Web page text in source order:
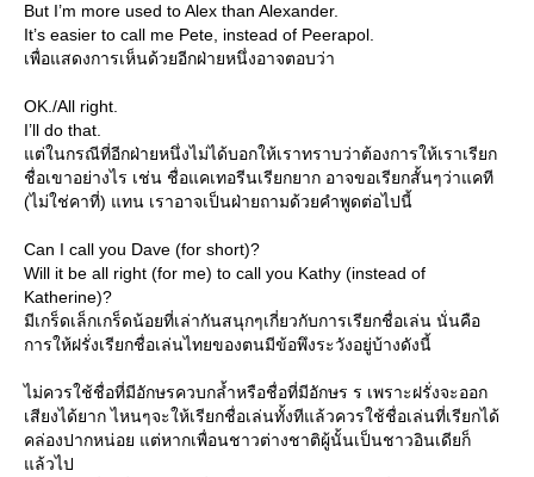
But I’m more used to Alex than Alexander.
It’s easier to call me Pete, instead of Peerapol.
เพื่อแสดงการเห็นด้วยอีกฝ่ายหนึ่งอาจตอบว่า
OK./All right.
I’ll do that.
ต่ในกรณีที่อีกฝ่ายหนึ่งไม่ได้บอกให้เราทราบว่าต้องการให้เราเรียก
ชื่อเขาอย่างไร เช่น ชื่อแคเทอรีนเรียกยาก อาจขอเรียกสั้นๆว่าแคที
(ไม่ใช่คาที่) แทน เราอาจเป็นฝ่ายถามด้วยคำพูดต่อไปนี้
Can I call you Dave (for short)?
Will it be all right (for me) to call you Kathy (instead of
Katherine)?
มีเกร็ดเล็กเกร็ดน้อยที่เล่ากันสนุกๆเกี่ยวกับการเรียกชื่อเล่น นั่นคือ
การให้ฝรั่งเรียกชื่อเล่นไทยของตนมีข้อพึงระวังอยู่บ้างดังนี้
ไม่ควรใช้ชื่อที่มีอักษรควบกล้ำหรือชื่อที่มีอักษร ร เพราะฝรั่งจะออก
เสียงได้ยาก ไหนๆจะให้เรียกชื่อเล่นทั้งทีแล้วควรใช้ชื่อเล่นที่เรียกได้
คล่องปากหน่อย แต่หากเพื่อนชาวต่างชาติผู้นั้นเป็นชาวอินเดียก็
ล้วไป